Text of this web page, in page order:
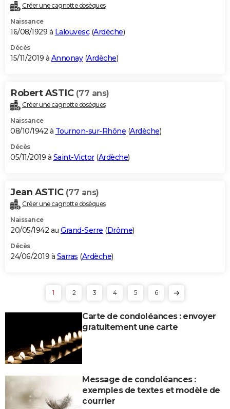
Créer une cagnotte obsèques
Naissance
16/08/1929 à Lalouvesc(Ardèche)
Décès
15/11/2019 à Annonay(Ardèche)
Robert ASTIC (77 ans)
Créer une cagnotte obsèques
Naissance
08/10/1942 à Tournon-sur-Rhône (Ardèche)
Décès
05/11/2019 à Saint-Victor(Ardèche)
Jean ASTIC (77 ans)
Créer une cagnotte obsèques
Naissance
20/05/1942 au Grand-Serre (Drôme)
Décès
24/06/2019 à Sarras (Ardèche)
1 2 3 4 5 6
Carte de condoléances : envoyer
gratuitement une carte
Message de condoléances :
exemples de textes et modèle de
courrier